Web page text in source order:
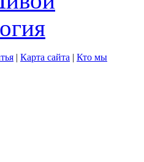
| Карта сайта | Кто мы